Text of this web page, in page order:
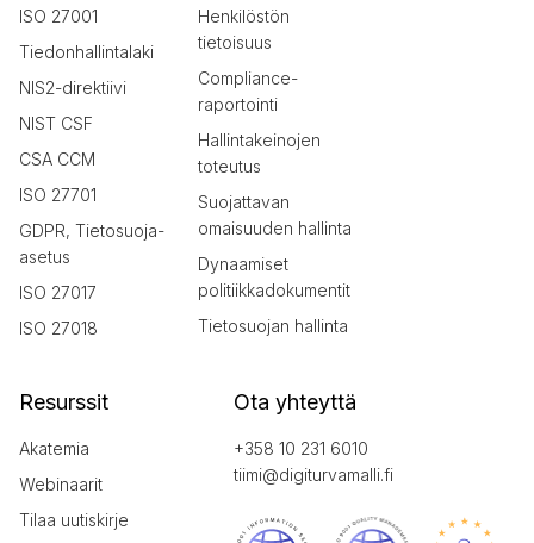
ISO 27001
Tiedonhallintalaki
NIS2-direktiivi
NIST CSF
CSA CCM
ISO 27701
GDPR, Tietosuoja-
asetus
ISO 27017
ISO 27018
Henkilöstön
tietoisuus
Compliance-
raportointi
Hallintakeinojen
toteutus
Suojattavan
omaisuuden hallinta
Dynaamiset
politiikkadokumentit
Tietosuojan hallinta
Resurssit
Akatemia
Webinaarit
Tilaa uutiskirje
Ota yhteyttä
+358 10 231 6010
tiimi@digiturvamalli.fi